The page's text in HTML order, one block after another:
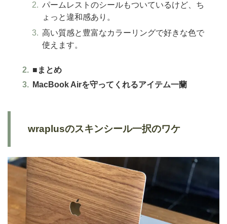
パームレストのシールもついているけど、ち
ょっと違和感あり。
高い質感と豊富なカラーリングで好きな色で
使えます。
■まとめ
MacBook Airを守ってくれるアイテム一蘭
wraplusのスキンシール一択のワケ